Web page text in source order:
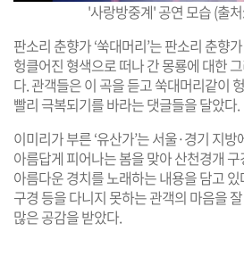
'사랑방중계' 공연 모습 (출
판소리 춘향가 ‘쑥대머리’는 판소리 춘향
헝클어진 형색으로 떠나 간 몽룡에 대한
다. 관객들은 이 곡을 듣고 쑥대머리같이
빨리 극복되기를 바라는 댓글들을 달았다.
이미리가 부른 ‘유산가’는 서울·경기 지
아름답게 피어나는 봄을 맞아 산천경개
아름다운 경치를 노래하는 내용을 담고
구경 등을 다니지 못하는 관객의 마음을
많은 공감을 받았다.